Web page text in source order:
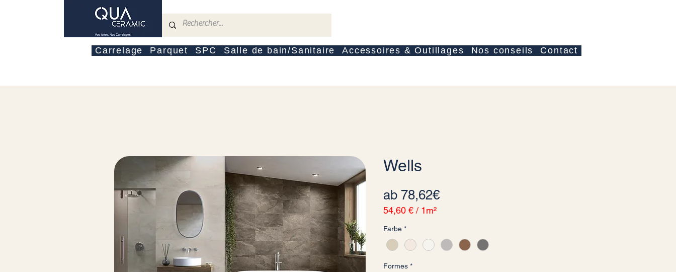
Carrelage Parquet SPC Salle de bain/Sanitaire Accessoires & Outillages Nos conseils Contact
Wells
ab 78,62€Sale-Preis
54,60 € / 1m²
pro
1
Farbe *
Formes *